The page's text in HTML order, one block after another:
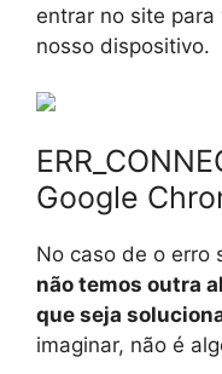
entrar no site
nosso dispositivo.
Google
No caso de o erro
não temos outra
que seja
imaginar, não é